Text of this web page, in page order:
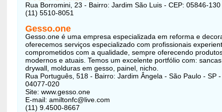
Rua Borromini, 23 - Bairro: Jardim São Luis - CEP: 05846-130
(11) 5510-8051
Gesso.one
Gesso.one é uma empresa especializada em reforma e
oferecemos serviços especializado com profissionais
comprometidos com a qualidade, sempre oferecendo
modernos e atuais. Temos um excelente portfólio com:
drywall, molduras em gesso, painel, nicho.
Rua Português, 518 - Bairro: Jardim Ângela - São Paulo - SP
04077-020
Site: www.gesso.one
E-mail: amiltonfc@live.com
(11) 9.4500-8667